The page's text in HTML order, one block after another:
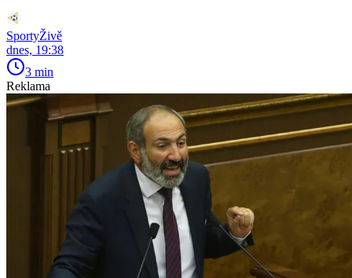
SportyŽivě
dnes, 19:38
3 min
Reklama